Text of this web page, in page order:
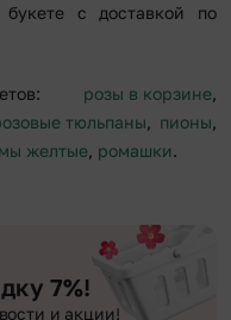
с доставкой по
розы в корзине,
тюльпаны, пионы,
желтые, ромашки.
7%!
и акции!